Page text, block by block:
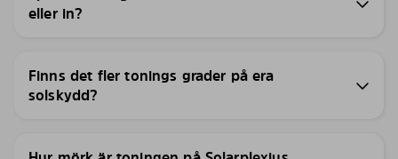
eller in?
Finns det fler tonings grader på era
solskydd?